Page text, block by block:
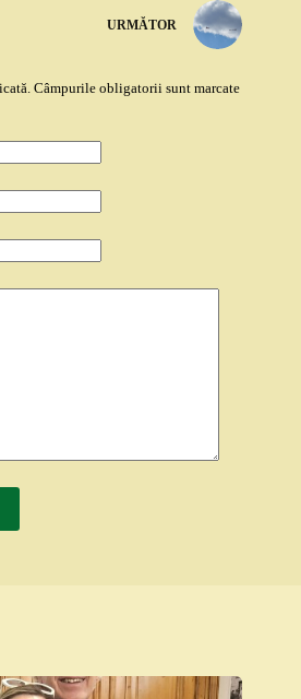
URMĂTOR
Câmpurile obligatorii sunt marcate